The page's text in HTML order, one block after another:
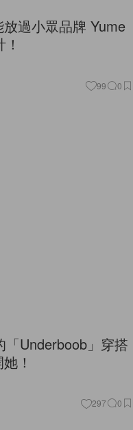
過小眾品牌 Yume
99 0
Underboob」穿搭
！
297 0